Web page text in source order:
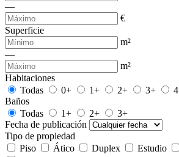
—
€
Superficie
m²
—
m²
Habitaciones
Todas
0+ 1+ 2+ 3+
Baños
Todas
1+ 2+
3+
Fecha de publicación
Tipo de propiedad
Piso
Ático Duplex Estudio